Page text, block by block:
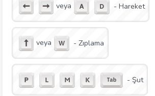
veya - Hareket
veya - Zıplama
- Şut